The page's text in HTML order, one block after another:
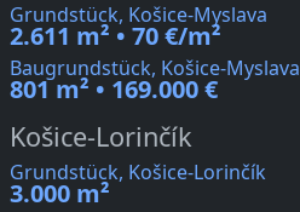
Grundstück, Košice-Myslava
2.611 m² • 70 €/m²
Baugrundstück, Košice-Myslava
801 m² • 169.000 €
Košice-Lorinčík
Grundstück, Košice-Lorinčík
3.000 m²